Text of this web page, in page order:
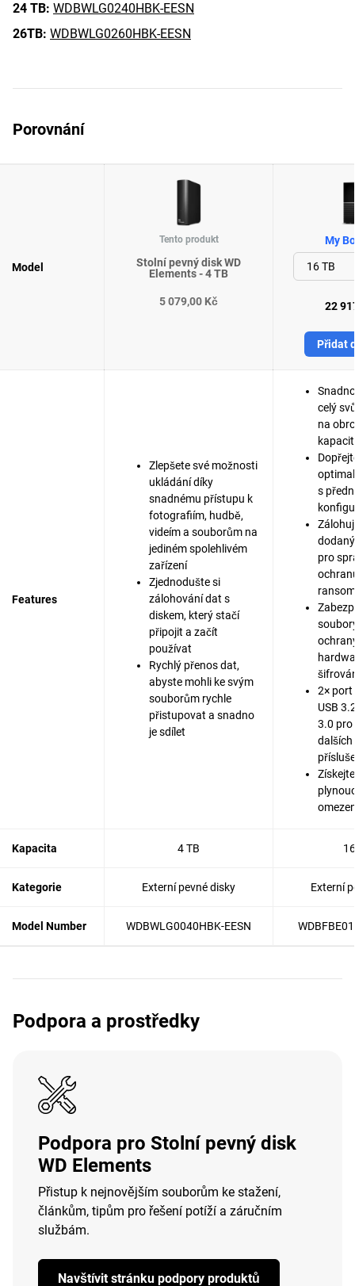
24 TB: WDBWLG0240HBK-EESN
26TB: WDBWLG0260HBK-EESN
Porovnání
Model
Tento produkt
Stolní pevný disk WD
Elements - 4 TB
5 079,00 Kč
My
22
Přidat
Features
Zlepšete své možnosti
ukládání díky
snadnému přístupu k
fotografiím, hudbě,
videím a souborům na
jediném spolehlivém
zařízení
Zjednodušte si
zálohování dat s
diskem, který stačí
připojit a začít
používat
Rychlý přenos dat,
abyste mohli ke svým
souborům rychle
přistupovat a snadno
je sdílet
celý
na
s
pro
2× port
USB
3.0 pro
dalších
Kapacita 4 TB
Kategorie Externí pevné disky Externí
Model Number WDBWLG0040HBK-EESN
Podpora a prostředky
Podpora pro Stolní pevný disk
WD Elements
Přistup k nejnovějším souborům ke stažení,
článkům, tipům pro řešení potíží a záručním
službám.
Navštívit stránku podpory produktů